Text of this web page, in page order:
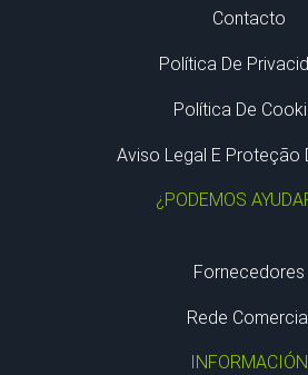
Contacto
Política De
Política De
Aviso Legal E Proteção
¿PODEMOS
Fornecedores
Rede
INFORMACIÓN